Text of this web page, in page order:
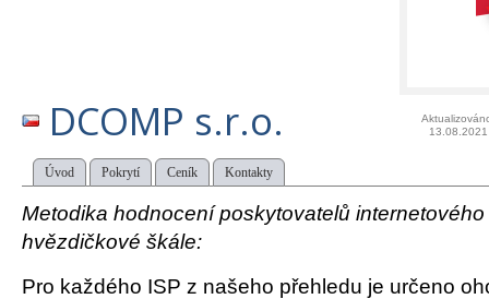
DCOMP s.r.o.
13.08.2021
Úvod Pokrytí Ceník Kontakty
Metodika hodnocení poskytovatelů
hvězdičkové škále:
Pro každého ISP z našeho přehledu je určeno